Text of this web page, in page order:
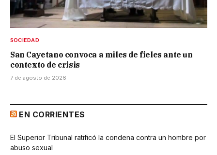
SOCIEDAD
San Cayetano convoca a miles de fieles ante un
contexto de crisis
7 de agosto de 2026
EN CORRIENTES
El Superior Tribunal ratificó la condena contra un hombre por
abuso sexual